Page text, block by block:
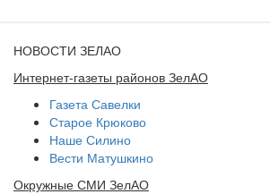
НОВОСТИ ЗЕЛАО
Интернет-газеты районов ЗелАО
Газета Савелки
Старое Крюково
Наше Силино
Вести Матушкино
Окружные СМИ ЗелАО